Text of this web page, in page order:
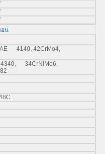
อน
4140, 42CrMo4,
4340, 34CrNiMo6,